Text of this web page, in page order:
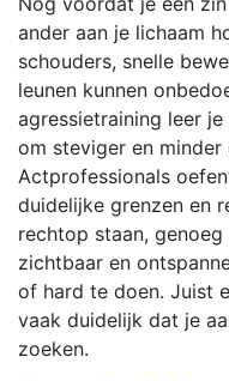
ander aan je lichaam
schouders, snelle
leunen kunnen
agressietraining leer
om steviger en
Actprofessionals
duidelijke grenzen en
rechtop staan,
zichtbaar en
of hard te doen. Juist
vaak duidelijk dat je
zoeken.